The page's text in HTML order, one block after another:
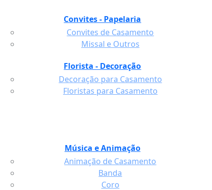
Convites - Papelaria
Convites de Casamento
Missal e Outros
Florista - Decoração
Decoração para Casamento
Floristas para Casamento
Música e Animação
Animação de Casamento
Banda
Coro